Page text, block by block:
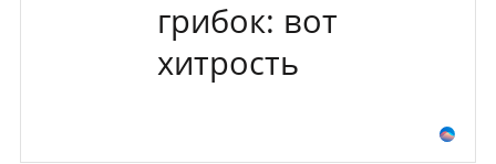
грибок: вот
хитрость